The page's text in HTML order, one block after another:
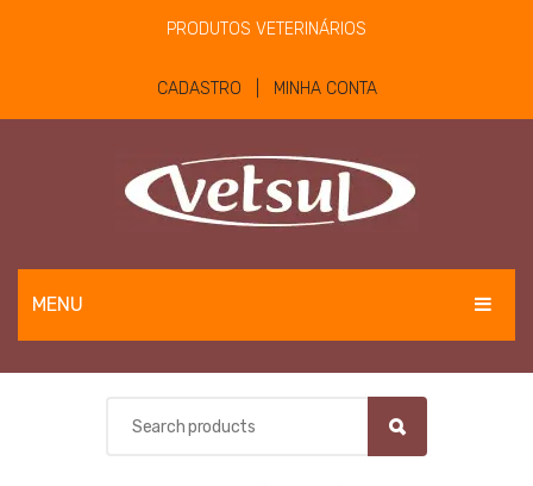
PRODUTOS VETERINÁRIOS
CADASTRO | MINHA CONTA
MENU
EQUINOS
BOVINOS E OVINOS